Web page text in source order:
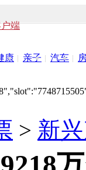
端
康 亲子 汽车
> 新